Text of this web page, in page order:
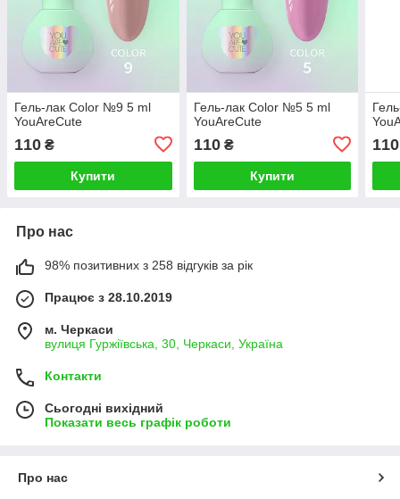
Гель-лак Color №9 5 ml
YouAreCute
110 ₴
Купити
Гель-лак Color №5 5 ml
YouAreCute
110₴
Купити
110
Про нас
98% позитивних з 258 відгуків за рік
Працює з 28.10.2019
м. Черкаси
вулиця Гуржіївська, 30, Черкаси, Україна
Контакти
Сьогодні вихідний
Показати весь графік роботи
Про нас